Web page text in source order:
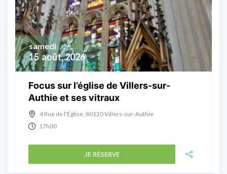
15 août, 2026
samedi
Focus sur l’église de Villers-sur-
Authie et ses vitraux
4 Rue de l'Église, 80120 Villers-sur-Authie
17h00
JE RÉSERVE